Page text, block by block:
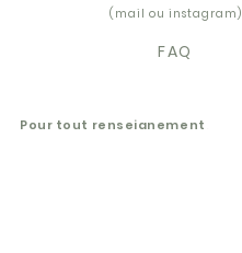
(mail ou instagram)
FAQ
Pour tout renseignement,